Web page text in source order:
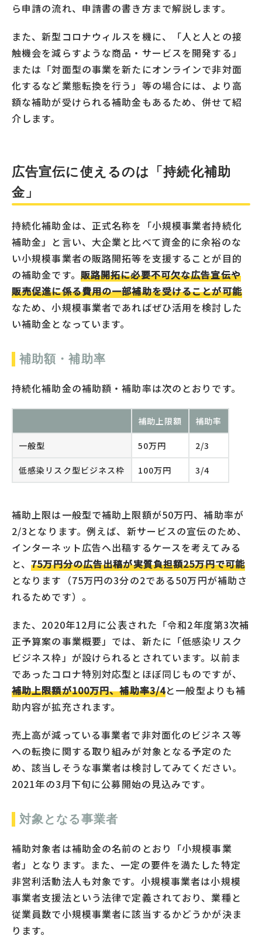
ら申請の流れ、申請書の書き方まで解説します。
また、新型コロナウィルスを機に、「人と人との接
触機会を減らすような商品・サービスを開発する」
または「対面型の事業を新たにオンラインで非対面
化するなど業態転換を行う」等の場合には、より高
額な補助が受けられる補助金もあるため、併せて紹
介します。
広告宣伝に使えるのは「持続化補助
金」
持続化補助金は、正式名称を「小規模事業者持続化
補助金」と言い、大企業と比べて資金的に余裕のな
い小規模事業者の販路開拓等を支援することが目的
の補助金です。 販路開拓に必要不可欠な広告宣伝や
販売促進に係る費用の一部補助を受けることが可能
なため、小規模事業者であればぜひ活用を検討した
い補助金となっています。
補助額・補助率
持続化補助金の補助額・補助率は次のとおりです。
補助上限額 補助率
一般型 50万円 2/3
低感染リスク型ビジネス枠 100万円 3/4
補助上限は一般型で補助上限額が50万円、補助率が
2/3となります。例えば、新サービスの宣伝のため、
インターネット広告へ出稿するケースを考えてみる
と、75万円分の広告出稿が実質負担額25万円で可能
となります（75万円の3分の2である50万円が補助さ
れるためです）。
また、2020年12月に公表された「令和2年度第3次補
正予算案の事業概要」では、新たに「低感染リスク
ビジネス枠」が設けられるとされています。以前ま
であったコロナ特別対応型とほぼ同じものですが、
補助上限額が100万円、補助率3/4と一般型よりも補
助内容が拡充されます。
売上高が減っている事業者で非対面化のビジネス等
への転換に関する取り組みが対象となる予定のた
め、該当しそうな事業者は検討してみてください。
2021年の3月下旬に公募開始の見込みです。
対象となる事業者
補助対象者は補助金の名前のとおり「小規模事業
者」となります。また、一定の要件を満たした特定
非営利活動法人も対象です。小規模事業者は小規模
事業者支援法という法律で定義されており、業種と
従業員数で小規模事業者に該当するかどうかが決ま
ります。